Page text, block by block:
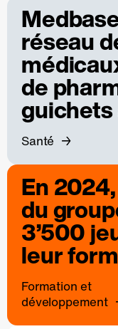
réseau
de
Santé
En
du
3’500
leur
Formation et
développement